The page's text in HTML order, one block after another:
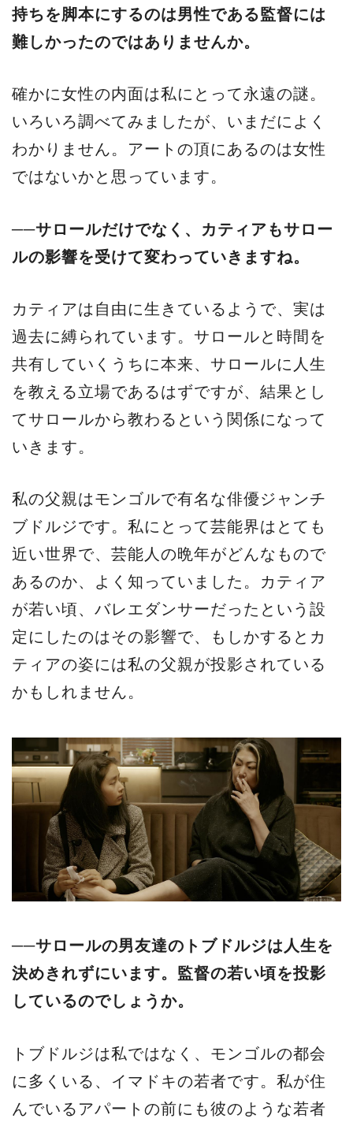
持ちを脚本にするのは男性である監督には
難しかったのではありませんか。
確かに女性の内面は私にとって永遠の謎。
いろいろ調べてみましたが、いまだによく
わかりません。アートの頂にあるのは女性
ではないかと思っています。
──サロールだけでなく、カティアもサロー
ルの影響を受けて変わっていきますね。
カティアは自由に生きているようで、実は
過去に縛られています。サロールと時間を
共有していくうちに本来、サロールに人生
を教える立場であるはずですが、結果とし
てサロールから教わるという関係になって
いきます。
私の父親はモンゴルで有名な俳優ジャンチ
ブドルジです。私にとって芸能界はとても
近い世界で、芸能人の晩年がどんなもので
あるのか、よく知っていました。カティア
が若い頃、バレエダンサーだったという設
定にしたのはその影響で、もしかするとカ
ティアの姿には私の父親が投影されている
かもしれません。
──サロールの男友達のトブドルジは人生を
決めきれずにいます。監督の若い頃を投影
しているのでしょうか。
トブドルジは私ではなく、モンゴルの都会
に多くいる、イマドキの若者です。私が住
んでいるアパートの前にも彼のような若者